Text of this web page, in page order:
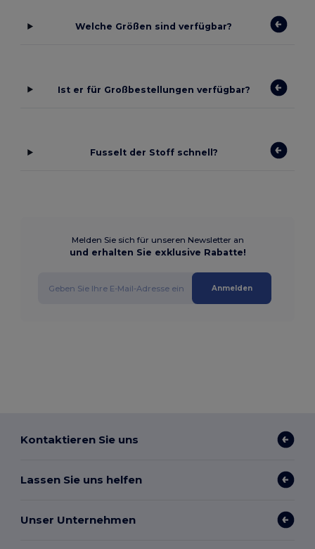
Welche Größen sind verfügbar?
Ist er für Großbestellungen verfügbar?
Fusselt der Stoff schnell?
Melden Sie sich für unseren Newsletter an
und erhalten Sie exklusive Rabatte!
Anmelden
Kontaktieren Sie uns
Lassen Sie uns helfen
Unser Unternehmen